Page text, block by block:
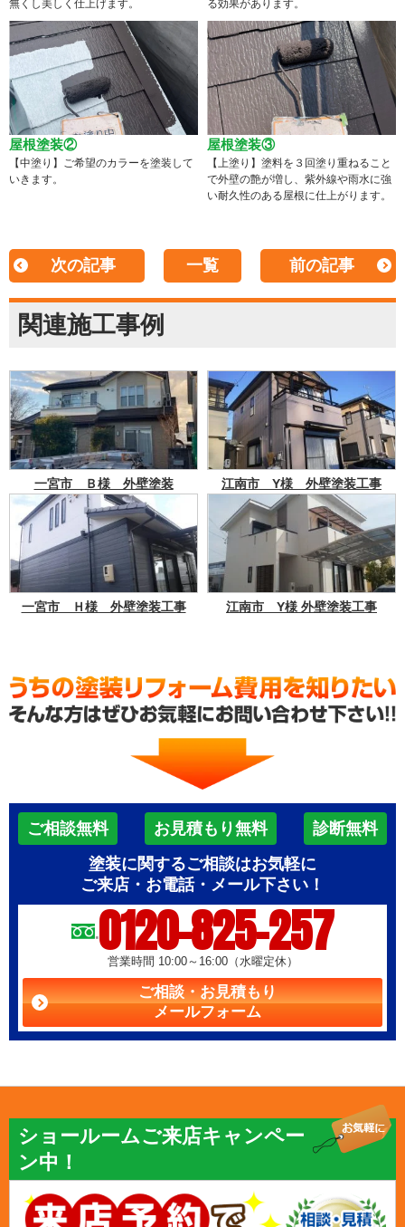
無くし美しく仕上げます。 る効果があります。
屋根塗装②
【中塗り】ご希望のカラーを塗装して
いきます。
屋根塗装③
【上塗り】塗料を３回塗り重ねること
で外壁の艶が増し、紫外線や雨水に強
い耐久性のある屋根に仕上がります。
次の記事 一覧 前の記事
関連施工事例
一宮市 Ｂ様 外壁塗装 江南市 Y様 外壁塗装工事
一宮市 Ｈ様 外壁塗装工事 江南市 Y様 外壁塗装工事
ご相談無料 お見積もり無料
診断無料
塗装に関するご相談はお気軽に
ご来店・お電話・メール下さい！
0120-825-257
営業時間 10:00～16:00（水曜定休）
ご相談・お見積もり
メールフォーム
ショールームご来店キャンペー
ン中！